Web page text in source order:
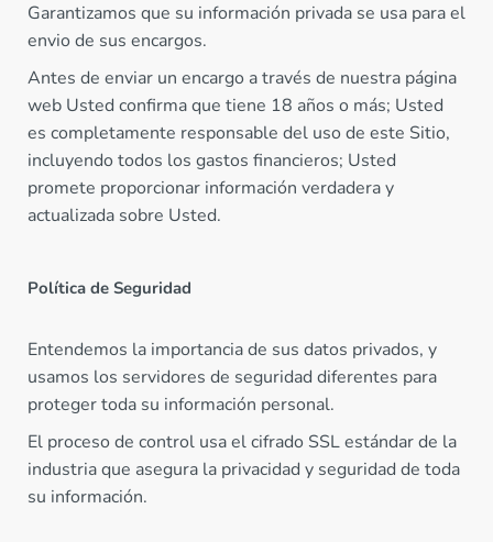
Garantizamos que su información privada se usa para el
envio de sus encargos.
Antes de enviar un encargo a través de nuestra página
web Usted confirma que tiene 18 años o más; Usted
es completamente responsable del uso de este Sitio,
incluyendo todos los gastos financieros; Usted
promete proporcionar información verdadera y
actualizada sobre Usted.
Política de Seguridad
Entendemos la importancia de sus datos privados, y
usamos los servidores de seguridad diferentes para
proteger toda su información personal.
El proceso de control usa el cifrado SSL estándar de la
industria que asegura la privacidad y seguridad de toda
su información.